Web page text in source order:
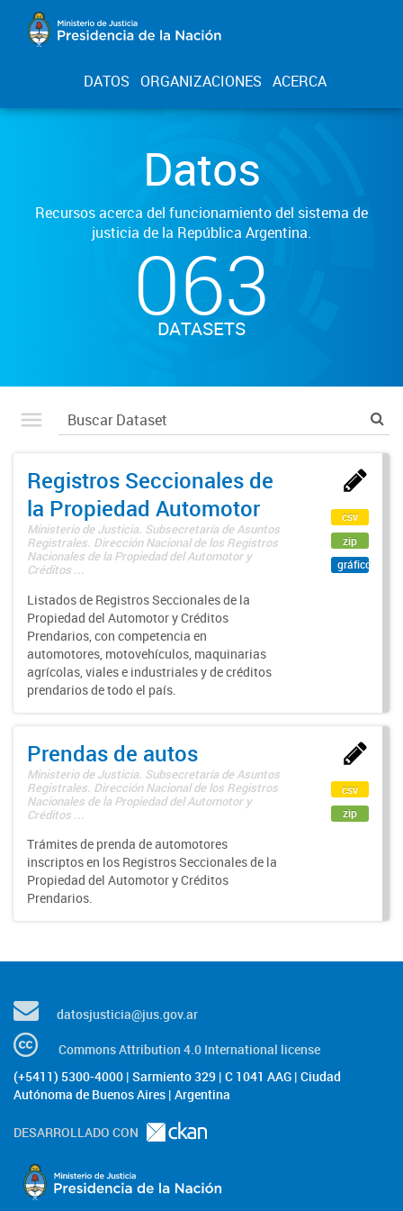
DATOS ORGANIZACIONES ACERCA
Datos
Recursos acerca del funcionamiento del sistema de
justicia de la República Argentina.
063
DATASETS
Registros Seccionales de
la Propiedad Automotor
Ministerio de Justicia. Subsecretaría de Asuntos
Registrales. Dirección Nacional de los Registros
Nacionales de la Propiedad del Automotor y
Créditos ...
Listados de Registros Seccionales de la
Propiedad del Automotor y Créditos
Prendarios, con competencia en
automotores, motovehículos, maquinarias
agrícolas, viales e industriales y de créditos
prendarios de todo el país.
csv
zip
gráfico
Prendas de autos
Ministerio de Justicia. Subsecretaría de Asuntos
Registrales. Dirección Nacional de los Registros
Nacionales de la Propiedad del Automotor y
Créditos ...
Trámites de prenda de automotores
inscriptos en los Registros Seccionales de la
Propiedad del Automotor y Créditos
Prendarios.
csv
zip
datosjusticia@jus.gov.ar
Commons Attribution 4.0 International license
(+5411) 5300-4000 | Sarmiento 329 | C 1041 AAG | Ciudad
Autónoma de Buenos Aires | Argentina
DESARROLLADO CON